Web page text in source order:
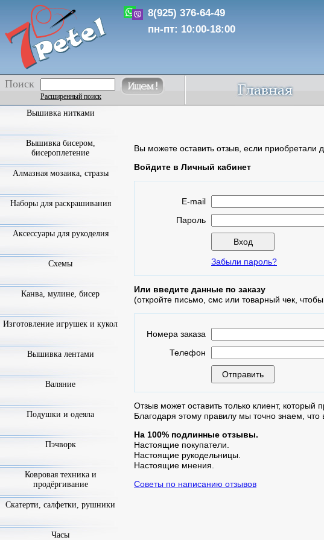
8(925) 376-64-49
пн-пт: 10:00-18:00
Поиск
Расширенный поиск
Вы можете оставить отзыв, если приобретали
Войдите в Личный кабинет
E-mail
Пароль
Забыли пароль?
Или введите данные по заказу
(откройте письмо, смс или товарный чек,
Номера заказа
Телефон
Отзыв может оставить только клиент,
Благодаря этому правилу мы точно знаем,
На 100% подлинные отзывы.
Настоящие покупатели.
Настоящие рукодельницы.
Настоящие мнения.
Советы по написанию отзывов
Вышивка нитками
Вышивка бисером,
бисероплетение
Алмазная мозаика, стразы
Наборы для раскрашивания
Аксессуары для рукоделия
Схемы
Канва, мулине, бисер
Изготовление игрушек и кукол
Вышивка лентами
Валяние
Подушки и одеяла
Пэчворк
Ковровая техника и
продёргивание
Скатерти, салфетки, рушники
Часы